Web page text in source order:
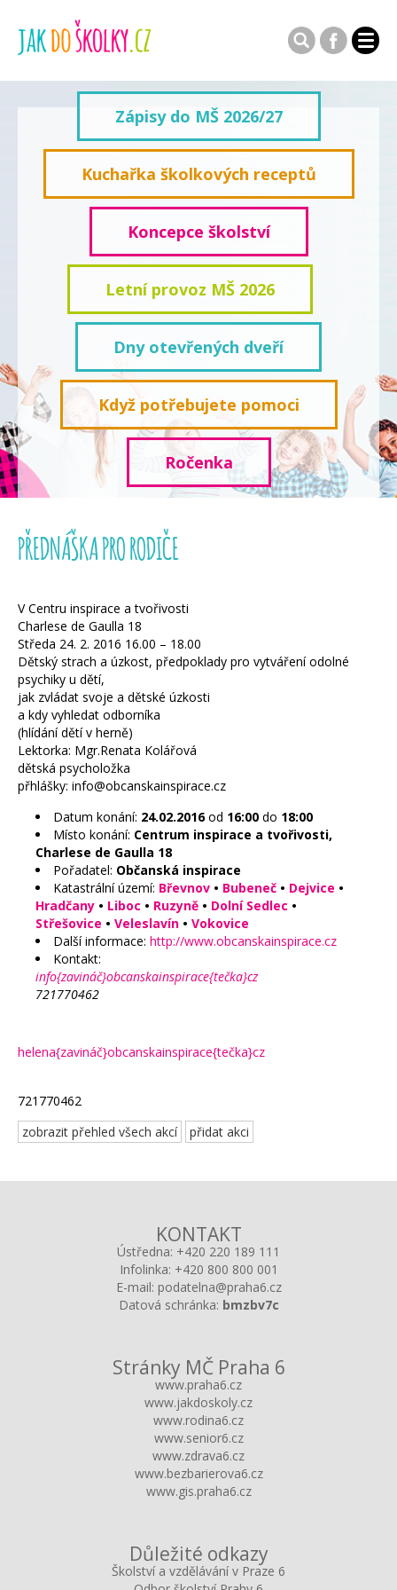
Zápisy do MŠ 2026/27
Kuchařka školkových receptů
Koncepce školství
Letní provoz MŠ 2026
Dny otevřených dveří
Když potřebujete pomoci
Ročenka
PŘEDNÁŠKA PRO RODIČE
V Centru inspirace a tvořivosti
Charlese de Gaulla 18
Středa 24. 2. 2016 16.00 – 18.00
Dětský strach a úzkost, předpoklady pro vytváření odolné
psychiky u dětí,
jak zvládat svoje a dětské úzkosti
a kdy vyhledat odborníka
(hlídání dětí v herně)
Lektorka: Mgr.Renata Kolářová
dětská psycholožka
přhlášky: info@obcanskainspirace.cz
Datum konání: 24.02.2016od 16:00 do 18:00
Místo konání: Centrum inspirace a tvořivosti,
Charlese de Gaulla 18
Pořadatel: Občanská inspirace
Katastrální území: Břevnov • Bubeneč • Dejvice •
Hradčany • Liboc • Ruzyně • Dolní Sedlec •
Střešovice • Veleslavín • Vokovice
Další informace: http://www.obcanskainspirace.cz
Kontakt:
info{zavináč}obcanskainspirace{tečka}cz
721770462
helena{zavináč}obcanskainspirace{tečka}cz
721770462
zobrazit přehled všech akcí
přidat akci
KONTAKT
Ústředna: +420 220 189 111
Infolinka: +420 800 800 001
E-mail: podatelna@praha6.cz
Datová schránka: bmzbv7c
Stránky MČ Praha 6
www.praha6.cz
www.jakdoskoly.cz
www.rodina6.cz
www.senior6.cz
www.zdrava6.cz
www.bezbarierova6.cz
www.gis.praha6.cz
Důležité odkazy
Školství a vzdělávání v Praze 6